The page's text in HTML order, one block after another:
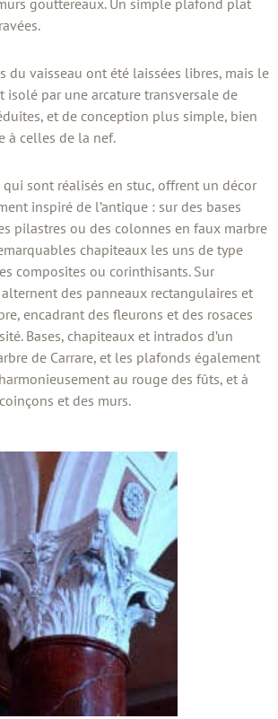
gouttereaux. Un simple plafond plat
du vaisseau ont été laissées libres, mais le
isolé par une arcature transversale de
et de conception plus simple, bien
à celles de la nef.
qui sont réalisés en stuc, offrent un décor
inspiré de l’antique : sur des bases
pilastres ou des colonnes en faux marbre
chapiteaux les uns de type
composites ou corinthisants. Sur
alternent des panneaux rectangulaires et
encadrant des fleurons et des rosaces
Bases, chapiteaux et intrados d’un
de Carrare, et les plafonds également
au rouge des fûts, et à
et des murs.